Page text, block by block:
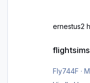
ernestus2
Fly744F ·